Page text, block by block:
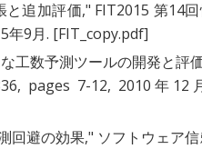
と追加評価," FIT2015 第14
年9月. [FIT_copy.pdf]
工数予測ツールの開発と評
pages 7-12, 2010年12
回避の効果," ソフトウェア